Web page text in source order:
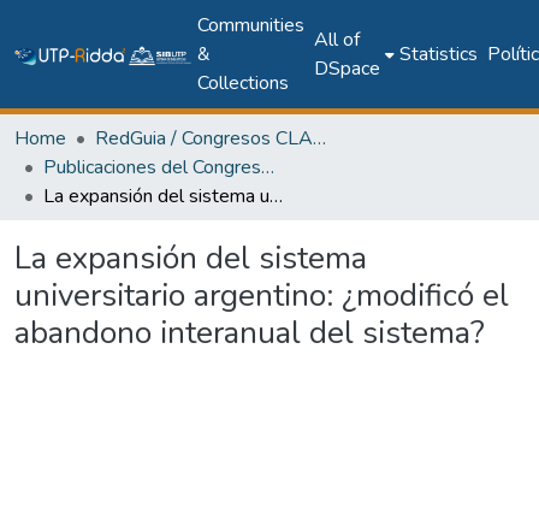
Communities
&
Collections
All of
DSpace
Statistics
Home
RedGuia / Congresos CLABES
Publicaciones del Congreso Internacional CLABES
La expansión del sistema universitario argentino: ¿modificó el abandono interanual del sistema?
La expansión del sistema
universitario argentino: ¿modificó el
abandono interanual del sistema?